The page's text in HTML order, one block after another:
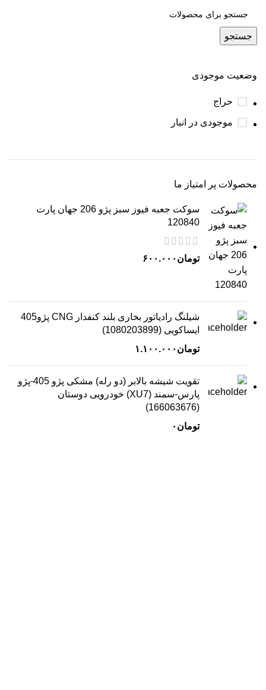
وضعیت موجودی
حراج
موجودی در انبار
محصولات پر امتیاز ما
سوکت جعبه فیوز سبز پژو 206 جهان پارت
120840
تومان ۶۰۰.۰۰۰
شیلنگ رادیاتور بخاری بلند کنفدار CNG پژو405
ایساکویی (1080203899)
تومان ۱.۱۰۰.۰۰۰
تقویت شیشه بالابر (دو رله) مشکی پژو 405-پژو
پارس-سمند (XU7) خودرویی دوستان
(166063676)
تومان ۰
جستجو